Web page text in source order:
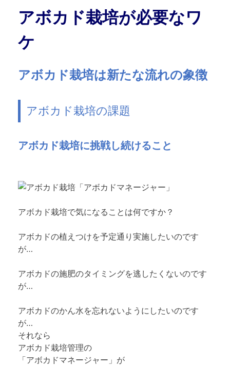
アボカド栽培が必要なワ
ケ
アボカド栽培は新たな流れの象徴
アボカド栽培の課題
アボカド栽培に挑戦し続けること
アボカド栽培で気になることは何ですか？
アボカドの植えつけを予定通り実施したいのです
が…
アボカドの施肥のタイミングを逃したくないのです
が…
アボカドのかん水を忘れないようにしたいのです
が…
それなら
アボカド栽培管理の
「アボカドマネージャー」が